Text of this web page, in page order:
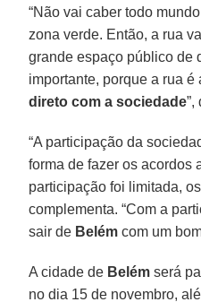
“Não vai caber todo
zona verde. Então, a rua
grande espaço público de
importante, porque a rua
direto com a sociedade”,
“A participação da
forma de fazer os acordos
participação foi limitada,
complementa. “Com a
sair de Belém com um
A cidade de Belém será
no dia 15 de novembro,